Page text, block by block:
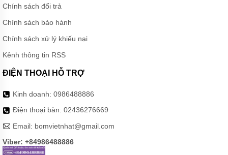
HỎA
MÁY
BƠM
ĐỊNH
LƯỢNG
MÁY
HÓA
MÁY
BƠM
LY
TÂM
Chính sách đổi trả
Chính sách bảo hành
Chính sách xử lý khiếu nại
Kênh thông tin RSS
ĐIỆN THOẠI HỖ TRỢ
Kinh doanh: 0986488886
Điện thoại bàn: 02436276669
Email: bomvietnhat@gmail.com
Viber: +84986488886